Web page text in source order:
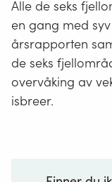
Alle de seks
en gang med
årsrapporten
de seks
overvåking av
isbreer.